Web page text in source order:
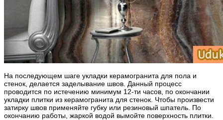
На последующем шаге укладки керамогранита для пола и
стенок, делается заделывание швов. Данный процесс
проводится по истечению минимум 12-ти часов, по окончании
укладки плитки из керамогранита для стенок. Чтобы произвести
затирку швов применяйте губку или резиновый шпатель. По
окончанию работы, жаркой водой вымойте поверхность плитки.